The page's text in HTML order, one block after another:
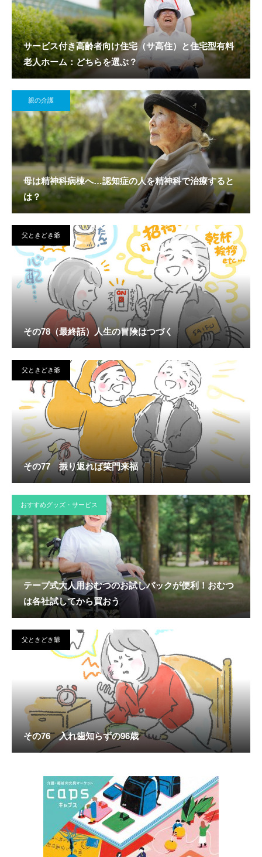
サービス付き高齢者向け住宅（サ高住）と住宅型有料
老人ホーム：どちらを選ぶ？
親の介護
母は精神科病棟へ…認知症の人を精神科で治療すると
は？
父ときどき爺
その78（最終話）人生の冒険はつづく
父ときどき爺
その77 振り返れば笑門来福
おすすめグッズ・サービス
テープ式大人用おむつのお試しパックが便利！おむつ
は各社試してから買おう
父ときどき爺
その76 入れ歯知らずの96歳